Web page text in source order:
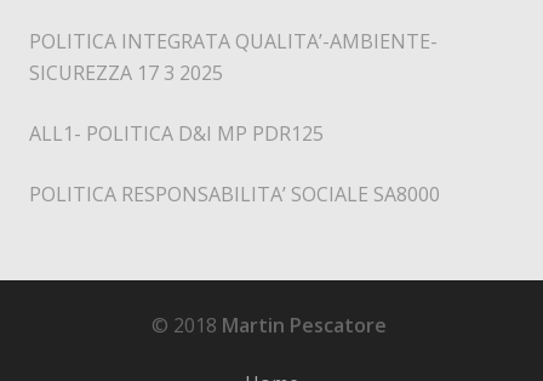
POLITICA INTEGRATA QUALITA’-AMBIENTE-
SICUREZZA 17 3 2025
ALL1- POLITICA D&I MP PDR125
POLITICA RESPONSABILITA’ SOCIALE SA8000
© 2018 Martin Pescatore